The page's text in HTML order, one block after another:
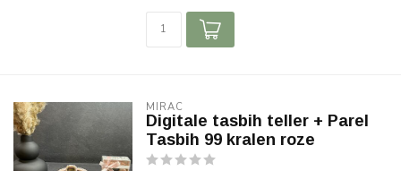
MIRAC
Digitale tasbih teller + Parel
Tasbih 99 kralen roze